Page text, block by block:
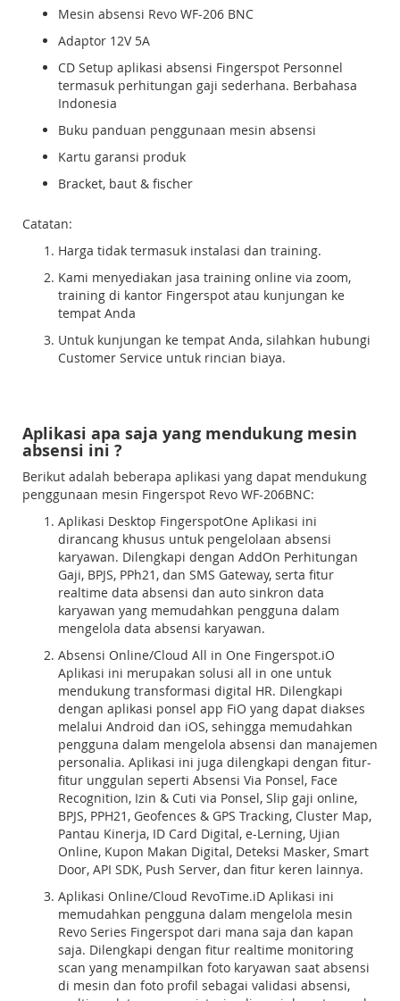
Mesin absensi Revo WF-206 BNC
Adaptor 12V 5A
CD Setup aplikasi absensi Fingerspot Personnel
termasuk perhitungan gaji sederhana. Berbahasa
Indonesia
Buku panduan penggunaan mesin absensi
Kartu garansi produk
Bracket, baut & fischer
Catatan:
Harga tidak termasuk instalasi dan training.
Kami menyediakan jasa training online via zoom,
training di kantor Fingerspot atau kunjungan ke
tempat Anda
Untuk kunjungan ke tempat Anda, silahkan hubungi
Customer Service untuk rincian biaya.
Aplikasi apa saja yang mendukung mesin
absensi ini ?
Berikut adalah beberapa aplikasi yang dapat mendukung
penggunaan mesin Fingerspot Revo WF-206BNC:
Aplikasi Desktop FingerspotOne Aplikasi ini
dirancang khusus untuk pengelolaan absensi
karyawan. Dilengkapi dengan AddOn Perhitungan
Gaji, BPJS, PPh21, dan SMS Gateway, serta fitur
realtime data absensi dan auto sinkron data
karyawan yang memudahkan pengguna dalam
mengelola data absensi karyawan.
Absensi Online/Cloud All in One Fingerspot.iO
Aplikasi ini merupakan solusi all in one untuk
mendukung transformasi digital HR. Dilengkapi
dengan aplikasi ponsel app FiO yang dapat diakses
melalui Android dan iOS, sehingga memudahkan
pengguna dalam mengelola absensi dan manajemen
personalia. Aplikasi ini juga dilengkapi dengan fitur-
fitur unggulan seperti Absensi Via Ponsel, Face
Recognition, Izin & Cuti via Ponsel, Slip gaji online,
BPJS, PPH21, Geofences & GPS Tracking, Cluster Map,
Pantau Kinerja, ID Card Digital, e-Lerning, Ujian
Online, Kupon Makan Digital, Deteksi Masker, Smart
Door, API SDK, Push Server, dan fitur keren lainnya.
Aplikasi Online/Cloud RevoTime.iD Aplikasi ini
memudahkan pengguna dalam mengelola mesin
Revo Series Fingerspot dari mana saja dan kapan
saja. Dilengkapi dengan fitur realtime monitoring
scan yang menampilkan foto karyawan saat absensi
di mesin dan foto profil sebagai validasi absensi,